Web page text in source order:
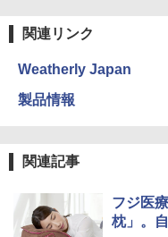
関連リンク
Weatherly Japan
製品情報
関連記事
フジ医
枕」。